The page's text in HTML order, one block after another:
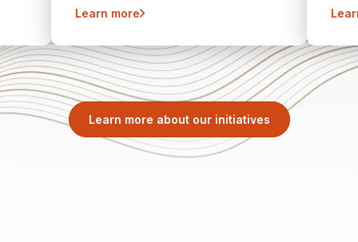
Learn more
Learn more about our initiatives